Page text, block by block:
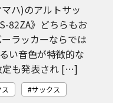
ハ)のアルトサッ
82ZA》どちらもお
ラッカーならでは
い音色が特徴的な
定も発表され […]
サックス